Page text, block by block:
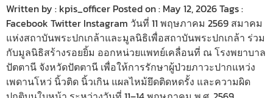
Written by : kpis_officer Posted on : May 12, 2026 Tags :
Facebook Twitter Instagram วันที่ 11 พฤษภาคม 2569 สมาคม
แห่งสถาบันพระปกเกล้าและมูลนิธิเพื่อสถาบันพระปกเกล้า ร่วม
กับมูลนิธิสร้างรอยยิ้ม ออกหน่วยแพทย์เคลื่อนที่ ณ โรงพยาบาล
ปัตตานี จังหวัดปัตตานี เพื่อให้การรักษาผู้ป่วยภาวะปากแหว่ง
เพดานโหว่ นิ้วติด นิ้วเกิน แผลไหม้ยึดติดหดรั้ง และความผิด